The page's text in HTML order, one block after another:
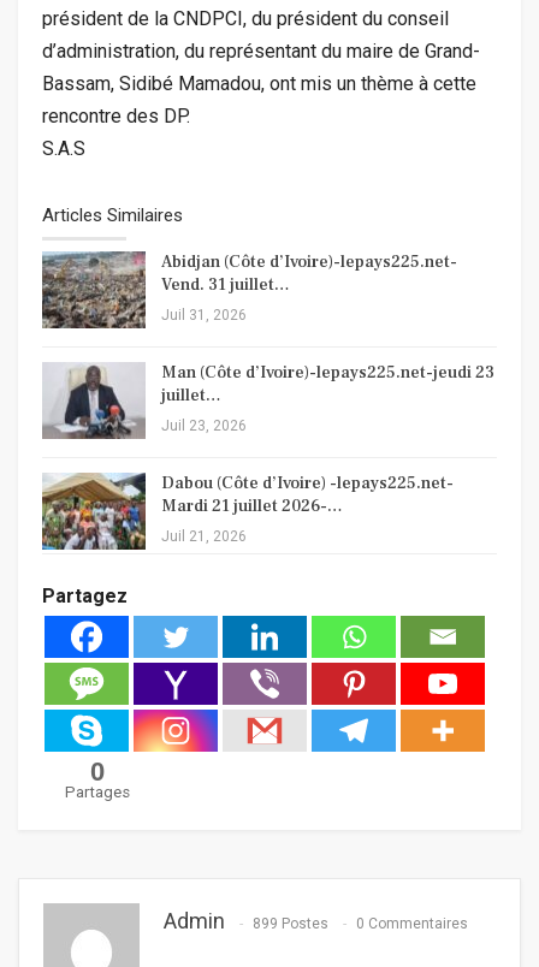
président de la CNDPCI, du président du conseil
d’administration, du représentant du maire de Grand-
Bassam, Sidibé Mamadou, ont mis un thème à cette
rencontre des DP.
S.A.S
Articles Similaires
Abidjan (Côte d’Ivoire)-lepays225.net-
Vend. 31 juillet…
Juil 31, 2026
Man (Côte d’Ivoire)-lepays225.net-jeudi 23
juillet…
Juil 23, 2026
Dabou (Côte d’Ivoire) -lepays225.net-
Mardi 21 juillet 2026-…
Juil 21, 2026
Partagez
0
Partages
Admin 899 Postes 0 Commentaires